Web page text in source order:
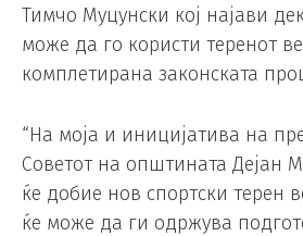
Тимчо Муцунски кој најави
може да го користи теренот
комплетирана законската
“На моја и иницијатива на
Советот на општината Дејан
ќе добие нов спортски терен
ќе може да ги одржува